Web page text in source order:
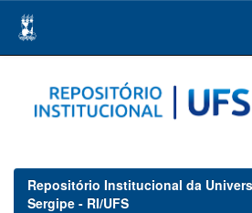
navigation
Repositório Institucional da
Sergipe - RI/UFS